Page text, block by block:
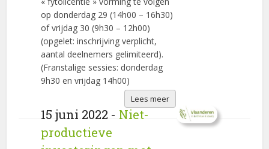
op donderdag 29 (14h00 – 16h30)
of vrijdag 30 (9h30 – 12h00)
(opgelet: inschrijving verplicht,
aantal deelnemers gelimiteerd).
(Franstalige sessies: donderdag
9h30 en vrijdag 14h00)
Lees meer
15 juni 2022 - Niet-
productieve